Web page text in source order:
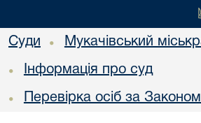
Суди • Мукачівський
• Інформація про суд
• Перевірка осіб за